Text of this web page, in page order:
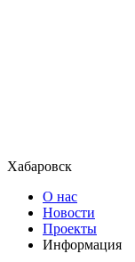
Хабаровск
О нас
Новости
Проекты
Информация